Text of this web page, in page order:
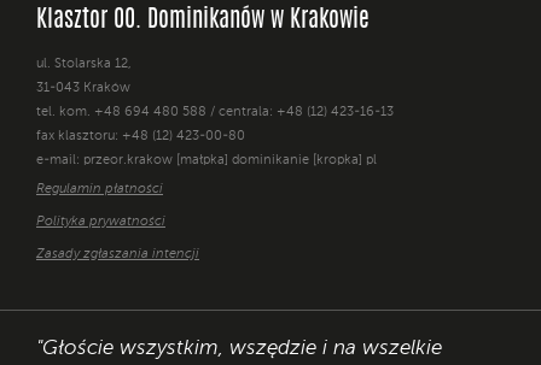
Klasztor OO. Dominikanów w Krakowie
ul. Stolarska 12,
31-043 Kraków
tel. kom. +48 694 480 588 / centrala: +48 (12) 423-16-13
fax klasztoru: +48 (12) 423-00-80
e-mail: przeor.krakow [małpka] dominikanie [kropka] pl
Regulamin płatności
Polityka prywatności
Zasady zgłaszania intencji
"Głoście wszystkim, wszędzie i na wszelkie